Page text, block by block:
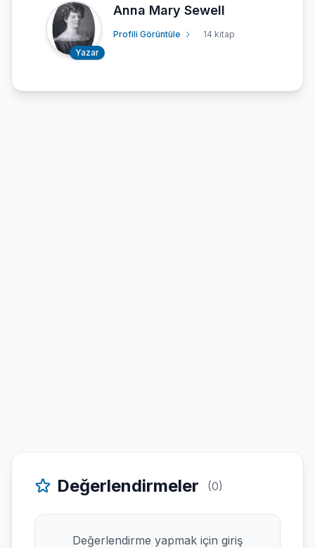
Yazar
Anna Mary Sewell
Profili Görüntüle 14 kitap
Değerlendirmeler (0)
Değerlendirme yapmak için giriş